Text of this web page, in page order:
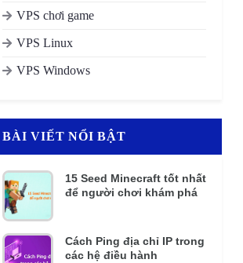
VPS chơi game
VPS Linux
VPS Windows
BÀI VIẾT NỔI BẬT
15 Seed Minecraft tốt nhất
để người chơi khám phá
Cách Ping địa chỉ IP trong
các hệ điều hành